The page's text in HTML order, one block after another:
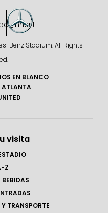
Benz Stadium. All Rights
EN BLANCO
ATLANTA
visita
Z
TRANSPORTE